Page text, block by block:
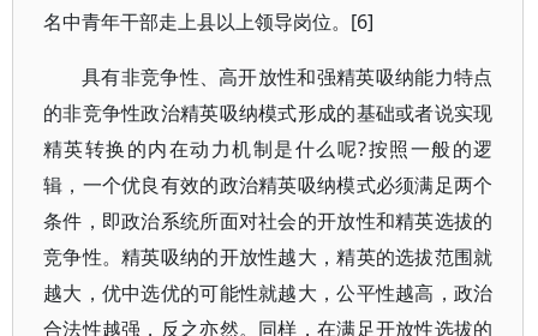
名中青年干部走上县以上领导岗位。[6]
具有非竞争性、高开放性和强精英吸纳能力特点
的非竞争性政治精英吸纳模式形成的基础或者说实现
精英转换的内在动力机制是什么呢?按照一般的逻
辑，一个优良有效的政治精英吸纳模式必须满足两个
条件，即政治系统所面对社会的开放性和精英选拔的
竞争性。精英吸纳的开放性越大，精英的选拔范围就
越大，优中选优的可能性就越大，公平性越高，政治
合法性越强，反之亦然。同样，在满足开放性选拔的